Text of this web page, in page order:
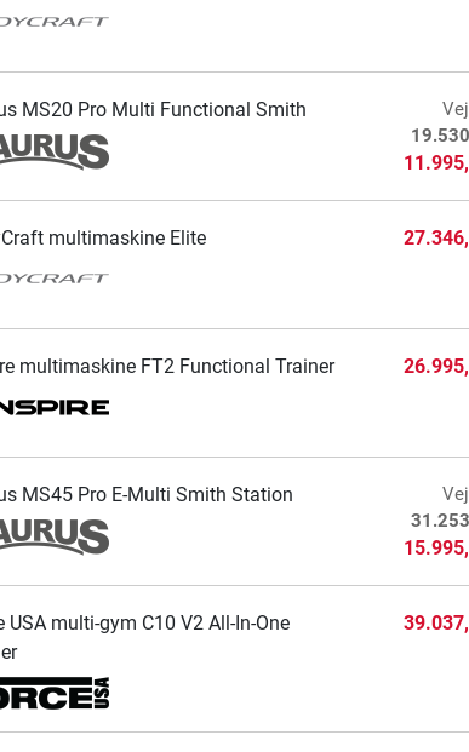
MS20 Pro Multi Functional Smith
11.995,
multimaskine Elite 27.346,
multimaskine FT2 Functional Trainer 26.995,
MS45 Pro E-Multi Smith Station
15.995,
USA multi-gym C10 V2 All-In-One
39.037,